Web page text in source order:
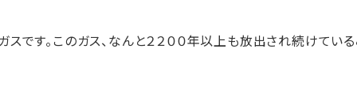
です。このガス、なんと２２００年以上も放出され続けてい